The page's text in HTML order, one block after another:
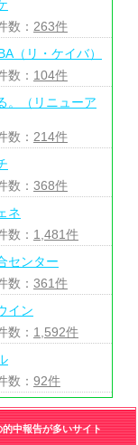
数： 263件
（リ・ケイバ）
数： 104件
。（リニューア
数： 214件
数： 368件
ネ
数： 1,481件
センター
数： 361件
イン
数： 1,592件
数： 92件
的中報告が多いサイト